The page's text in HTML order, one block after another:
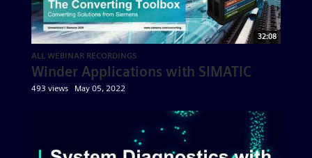
32:08
ALL WEBINAR RECORDINGS
Winder Applications with SIMATIC
493 views May 05, 2022